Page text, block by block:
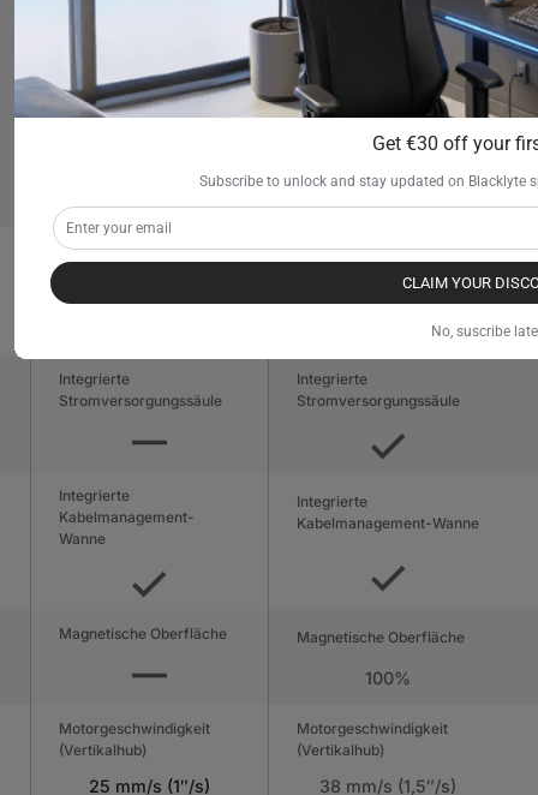
Atlas-
Schreibtisch
Aus €1.199
Tischplattenkonstruktion
(Außen)
Melaminharzbeschichtung
Tischplattenkonstruktion
(Außen) PVC-
Ummantelung
(Innen) MDF mit Stahl
Integrierte
Stromversorgungssäule
Integrierte
Stromversorgungssäule
Integrierte
Kabelmanagement-
Wanne
Integrierte
Kabelmanagement-Wanne
Magnetische Oberfläche Magnetische Oberfläche
100%
Motorgeschwindigkeit
(Vertikalhub)
25 mm/s (1″/s)
Motorgeschwindigkeit
(Vertikalhub)
38 mm/s (1,5″/s)
Get €30 off your
Subscribe to unlock and stay updated on Blacklyte
CLAIM YOUR
No, suscribe